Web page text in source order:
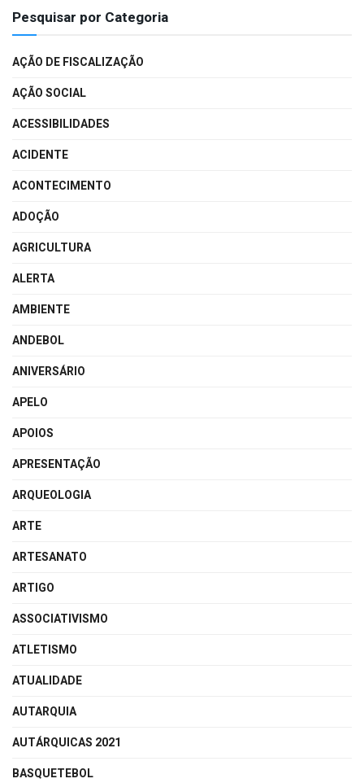
Pesquisar por Categoria
AÇÃO DE FISCALIZAÇÃO
AÇÃO SOCIAL
ACESSIBILIDADES
ACIDENTE
ACONTECIMENTO
ADOÇÃO
AGRICULTURA
ALERTA
AMBIENTE
ANDEBOL
ANIVERSÁRIO
APELO
APOIOS
APRESENTAÇÃO
ARQUEOLOGIA
ARTE
ARTESANATO
ARTIGO
ASSOCIATIVISMO
ATLETISMO
ATUALIDADE
AUTARQUIA
AUTÁRQUICAS 2021
BASQUETEBOL